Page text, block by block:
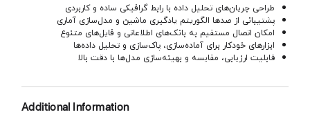
طراحی جریان‌های تحلیل داده با رابط گرافیکی ساده و کاربردی
پشتیبانی از صدها الگوریتم یادگیری ماشین و مدل‌سازی آماری
امکان اتصال مستقیم به بانک‌های اطلاعاتی و فایل‌های متنوع
ابزارهای خودکار برای آماده‌سازی، پاک‌سازی و تحلیل داده‌ها
قابلیت ارزیابی، مقایسه و بهینه‌سازی مدل‌ها با دقت بالا
Additional Information